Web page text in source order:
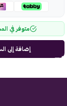
متوفر في
إضافة إلى